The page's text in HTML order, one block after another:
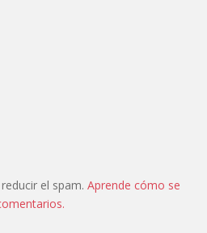
el spam. Aprende cómo se